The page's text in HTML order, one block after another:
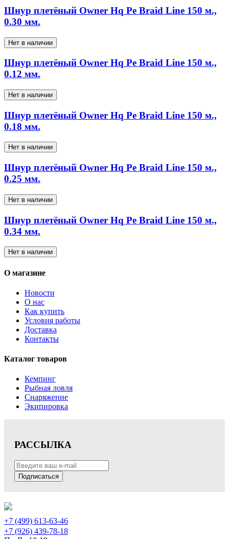
Шнур плетёный Owner Hq Pe Braid Line 150 м.,
0.30 мм.
Нет в наличии
Шнур плетёный Owner Hq Pe Braid Line 150 м.,
0.12 мм.
Нет в наличии
Шнур плетёный Owner Hq Pe Braid Line 150 м.,
0.18 мм.
Нет в наличии
Шнур плетёный Owner Hq Pe Braid Line 150 м.,
0.25 мм.
Нет в наличии
Шнур плетёный Owner Hq Pe Braid Line 150 м.,
0.34 мм.
Нет в наличии
О магазине
Новости
О нас
Как купить
Условия работы
Доставка
Контакты
Каталог товаров
Кемпинг
Рыбная ловля
Снаряжение
Экипировка
РАССЫЛКА
Подписаться
+7 (499) 613-63-46
+7 (926) 439-78-18